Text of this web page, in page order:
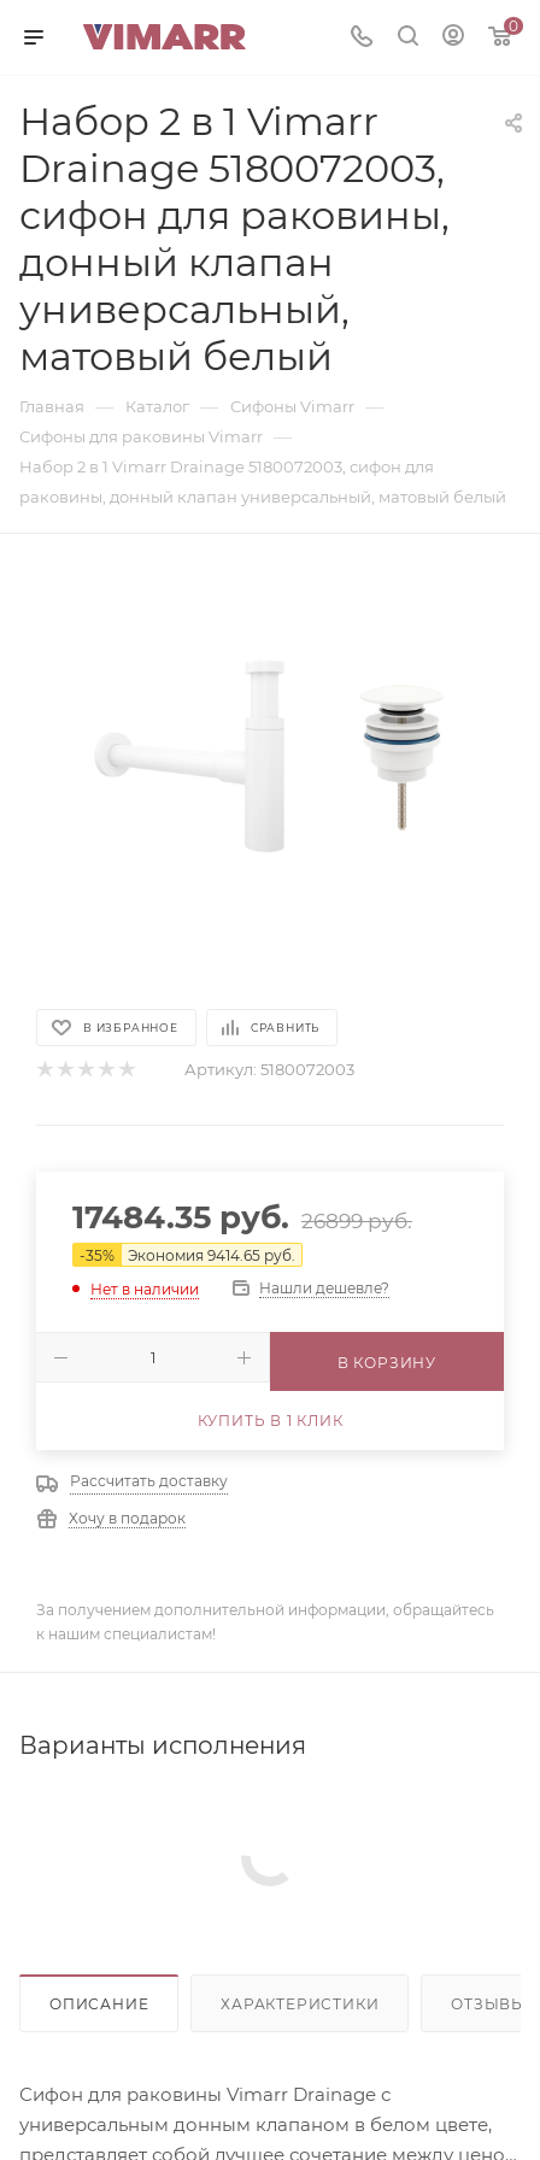
0
Набор 2 в 1 Vimarr
Drainage 5180072003,
сифон для раковины,
донный клапан
универсальный,
матовый белый
Главная — Каталог — Сифоны Vimarr —
Сифоны для раковины Vimarr —
Набор 2 в 1 Vimarr Drainage 5180072003, сифон для
раковины, донный клапан универсальный, матовый белый
В ИЗБРАННОЕ СРАВНИТЬ
Артикул: 5180072003
17484.35 руб. 26899руб.
-35% Экономия 9414.65 руб.
Нет в наличии
Нашли дешевле?
В КОРЗИНУ
КУПИТЬ В 1 КЛИК
Рассчитать доставку
Хочу в подарок
За получением дополнительной информации, обращайтесь
к нашим специалистам!
Варианты исполнения
ОПИСАНИЕ ХАРАКТЕРИСТИКИ ОТЗЫВЫ
Сифон для раковины Vimarr Drainage с
универсальным донным клапаном в белом цвете,
представляет собой лучшее сочетание между ценой